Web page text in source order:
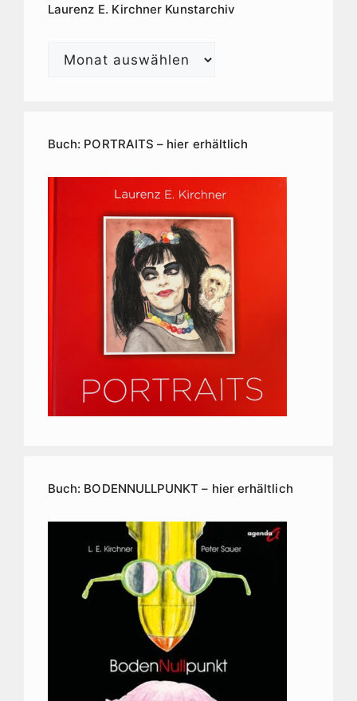
Laurenz E. Kirchner Kunstarchiv
Laurenz
Buch: PORTRAITS – hier erhältlich
Buch: BODENNULLPUNKT – hier erhältlich